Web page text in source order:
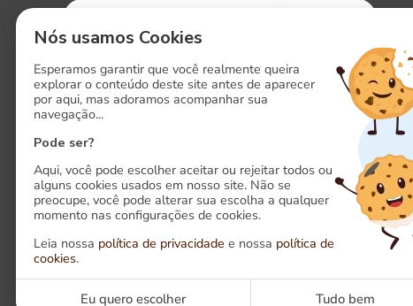
Siga-nos em nossas redes sociais
Nós usamos Cookies
Esperamos garantir que você realmente queira
explorar o conteúdo deste site antes de aparecer
por aqui, mas adoramos acompanhar sua
navegação...
Pode ser?
Aqui, você pode escolher aceitar ou rejeitar todos ou
alguns cookies usados em nosso site. Não se
preocupe, você pode alterar sua escolha a qualquer
momento nas configurações de cookies.
Leia nossa política de privacidade e nossa política de
cookies.
Eu quero escolher Tudo bem